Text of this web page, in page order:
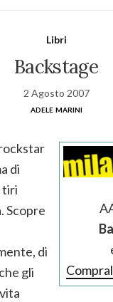
Libri
Backstage
2 Agosto 2007
adele marini
di
tiri
Scopre
di
gli